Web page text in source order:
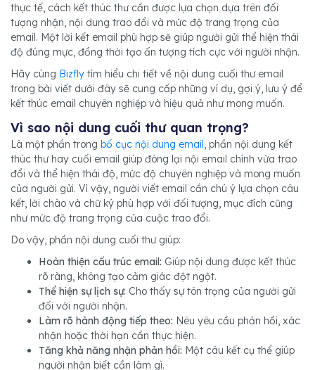
thực tế, cách kết thúc thư cần được lựa chọn dựa trên đối
tượng nhận, nội dung trao đổi và mức độ trang trọng của
email. Một lời kết email phù hợp sẽ giúp người gửi thể hiện thái
độ đúng mực, đồng thời tạo ấn tượng tích cực với người nhận.
Hãy cùng Bizfly tìm hiểu chi tiết về nội dung cuối thư email
trong bài viết dưới đây sẽ cung cấp những ví dụ, gợi ý, lưu ý để
kết thúc email chuyên nghiệp và hiệu quả như mong muốn.
Vì sao nội dung cuối thư quan trọng?
Là một phần trong bố cục nội dung email, phần nội dung kết
thúc thư hay cuối email giúp đóng lại nội email chính vừa trao
đổi và thể hiện thái độ, mức độ chuyên nghiệp và mong muốn
của người gửi. Vì vậy, người viết email cần chú ý lựa chọn câu
kết, lời chào và chữ ký phù hợp với đối tượng, mục đích cũng
như mức độ trang trọng của cuộc trao đổi.
Do vậy, phần nội dung cuối thư giúp:
Hoàn thiện cấu trúc email: Giúp nội dung được kết thúc
rõ ràng, không tạo cảm giác đột ngột.
Thể hiện sự lịch sự: Cho thấy sự tôn trọng của người gửi
đối với người nhận.
Làm rõ hành động tiếp theo: Nêu yêu cầu phản hồi, xác
nhận hoặc thời hạn cần thực hiện.
Tăng khả năng nhận phản hồi: Một câu kết cụ thể giúp
người nhận biết cần làm gì.